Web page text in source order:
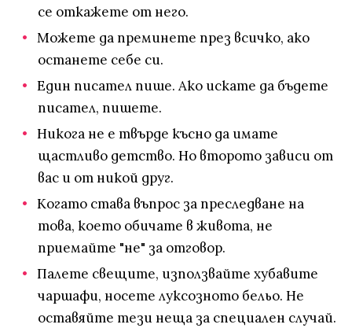
се откажете от него.
Можете да преминете през всичко, ако
останете себе си.
Един писател пише. Ако искате да бъдете
писател, пишете.
Никога не е твърде късно да имате
щастливо детство. Но второто зависи от
вас и от никой друг.
Когато става въпрос за преследване на
това, което обичате в живота, не
приемайте "не" за отговор.
Палете свещите, използвайте хубавите
чаршафи, носете луксозното бельо. Не
оставяйте тези неща за специален случай.